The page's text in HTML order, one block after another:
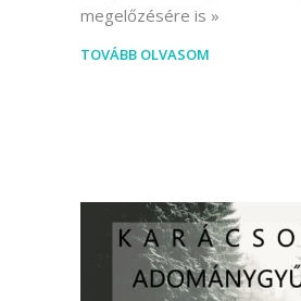
megelőzésére is
TOVÁBB OLVASOM